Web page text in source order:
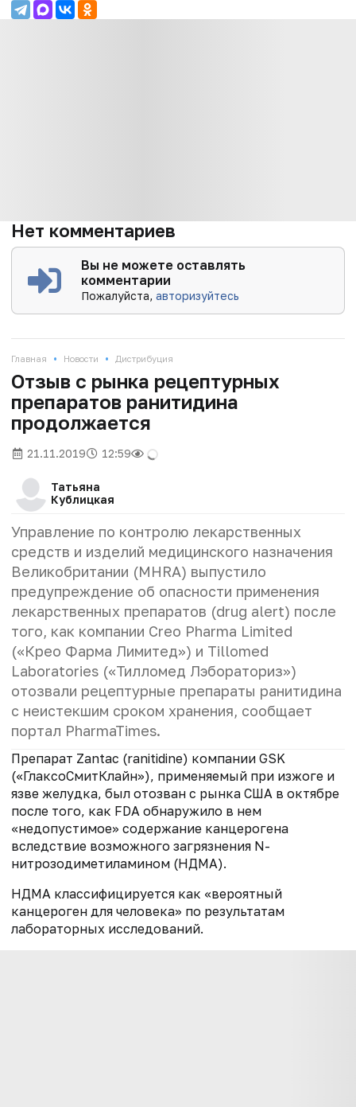
Нет комментариев
Вы не можете оставлять
комментарии
Пожалуйста,авторизуйтесь
Главная • Новости • Дистрибуция
Отзыв с рынка рецептурных
препаратов ранитидина
продолжается
21.11.2019 12:59
Татьяна
Кублицкая
Управление по контролю лекарственных
средств и изделий медицинского назначения
Великобритании (MHRA) выпустило
предупреждение об опасности применения
лекарственных препаратов (drug alert) после
того, как компании Creo Pharma Limited
(«Крео Фарма Лимитед») и Tillomed
Laboratories («Тилломед Лэбораториз»)
отозвали рецептурные препараты ранитидина
с неистекшим сроком хранения, сообщает
портал PharmaTimes.
Препарат Zantac (ranitidine) компании GSK
(«ГлаксоСмитКлайн»), применяемый при изжоге и
язве желудка, был отозван с рынка США в октябре
после того, как FDA обнаружило в нем
«недопустимое» содержание канцерогена
вследствие возможного загрязнения N-
нитрозодиметиламином (НДМА).
НДМА классифицируется как «вероятный
канцероген для человека» по результатам
лабораторных исследований.